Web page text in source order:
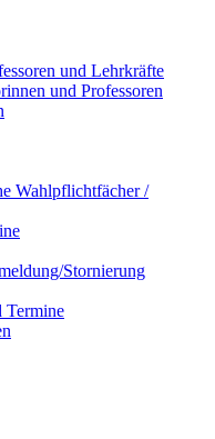
und Lehrkräfte
und Professoren
Wahlpflichtfächer /
Stornierung
Termine